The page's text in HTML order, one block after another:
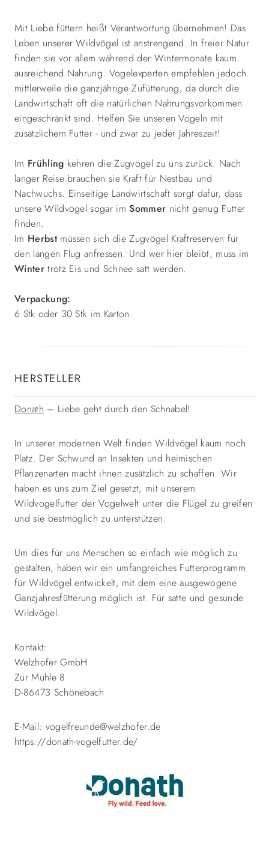
Mit Liebe füttern heißt Verantwortung übernehmen! Das
Leben unserer Wildvögel ist anstrengend. In freier Natur
finden sie vor allem während der Wintermonate kaum
ausreichend Nahrung. Vogelexperten empfehlen jedoch
mittlerweile die ganzjährige Zufütterung, da durch die
Landwirtschaft oft die natürlichen Nahrungsvorkommen
eingeschränkt sind. Helfen Sie unseren Vögeln mit
zusätzlichem Futter - und zwar zu jeder Jahreszeit!
Im Frühling kehren die Zugvögel zu uns zurück. Nach
langer Reise brauchen sie Kraft für Nestbau und
Nachwuchs. Einseitige Landwirtschaft sorgt dafür, dass
unsere Wildvögel sogar imSommer nicht genug Futter
finden.
Im Herbstmüssen sich die Zugvögel Kraftreserven für
den langen Flug anfressen. Und wer hier bleibt, muss im
Wintertrotz Eis und Schnee satt werden.
Verpackung:
6 Stk oder 30 Stk im Karton
HERSTELLER
Donath – Liebe geht durch den Schnabel!
In unserer modernen Welt finden Wildvögel kaum noch
Platz. Der Schwund an Insekten und heimischen
Pflanzenarten macht ihnen zusätzlich zu schaffen. Wir
haben es uns zum Ziel gesetzt, mit unserem
Wildvogelfutter der Vogelwelt unter die Flügel zu greifen
und sie bestmöglich zu unterstützen.
Um dies für uns Menschen so einfach wie möglich zu
gestalten, haben wir ein umfangreiches Futterprogramm
für Wildvögel entwickelt, mit dem eine ausgewogene
Ganzjahresfütterung möglich ist. Für satte und gesunde
Wildvögel.
Kontakt:
Welzhofer GmbH
Zur Mühle 8
D-86473 Schönebach
E-Mail: vogelfreunde@welzhofer.de
https://donath-vogelfutter.de/